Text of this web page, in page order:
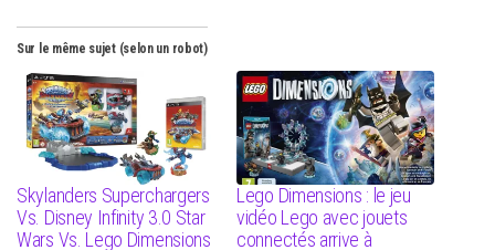
Sur le même sujet (selon un robot)
Skylanders Superchargers
Vs. Disney Infinity 3.0 Star
Wars Vs. Lego Dimensions
Lego Dimensions : le jeu
vidéo Lego avec jouets
connectés arrive à